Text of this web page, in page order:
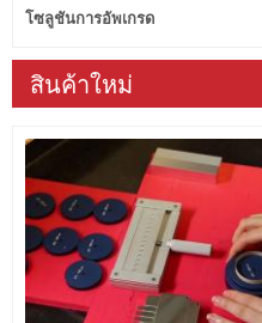
อุปกรณ์ปะกระดาษแข็งถูกควบคุม
ความแม่นยำหลังจากพับกระดาษ
แข็งก่อนเย็บ ช่วยให้มั่นใจถึง
ความแม่นยำในการเย็บ
โปรแกรมเมอร์หน้าจอสัมผัส PLC
และควบคุมด้วยหน้าจอสัมผัส
ป้อนข้อมูลล่วงหน้าการทำงาน
ของเครื่อง เครื่องตรวจจับ
อัตโนมัติสามารถส่งออกจำนวนที่
แน่นอน ตัวนับและตัวควบคุมการ
กดโดยใช้โหมดนิวเมติก ความสูง
โซลูชันการอัพเกรด
สินค้าใหม่